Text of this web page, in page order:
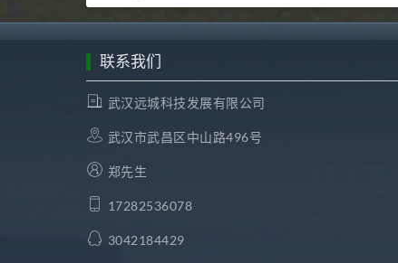
联系我们
武汉远城科技发展有限公司
武汉市武昌区中山路496号
郑先生
17282536078
3042184429